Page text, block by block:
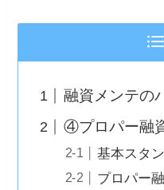
融資メンテの
④プロパー融
基本スタ
プロパー